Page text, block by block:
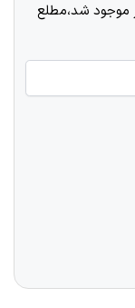
موجود شد،مطلع